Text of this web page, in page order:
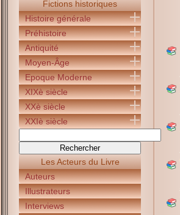
Fictions historiques
Histoire générale
Préhistoire
Antiquité
Moyen-Âge
Epoque Moderne
XIXè siècle
XXè siècle
XXIè siècle
Les Acteurs du Livre
Auteurs
Illustrateurs
Interviews